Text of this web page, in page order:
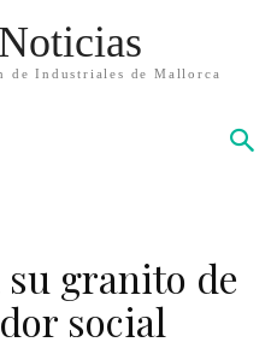
de Industriales de Mallorca
granito de
social